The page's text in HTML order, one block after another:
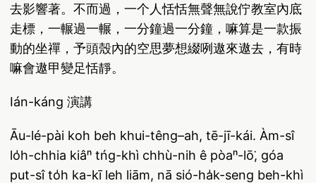
去影響著。不而過，一个人恬恬無聲無說佇教室內底
走標，一輾過一輾，一分鐘過一分鐘，嘛算是一款振
動的坐禪，予頭殼內的空思夢想綴咧遨來遨去，有時
嘛會遨甲變足恬靜。
Ián-káng 演講
Āu-lé-pài koh beh khui-têng–ah, tē-jī-kái. Àm-sî
lo̍h-chhia kiâⁿ tńg-khì chhù-nih ê pòaⁿ-lō͘, góa
put-sî to̍h ka-kī leh liām, nā sió-ha̍k-seng beh-khì